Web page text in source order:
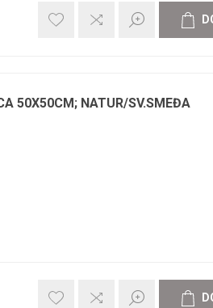
50X50CM; NATUR/SV.SMEĐA